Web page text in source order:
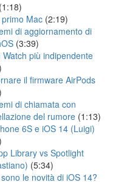
(1:18)
Mac (2:19)
di aggiornamento di
(3:39)
Watch più indipendente
il firmware AirPods
di chiamata con
del rumore (1:13)
6S e iOS 14 (Luigi)
Library vs Spotlight
(5:34)
le novità di iOS 14?